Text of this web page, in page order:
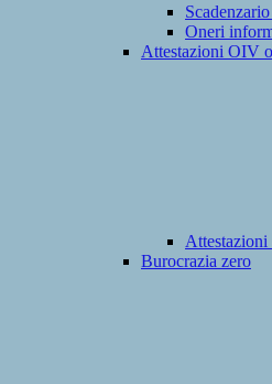
Oneri
Attestazioni OIV
Burocrazia zero